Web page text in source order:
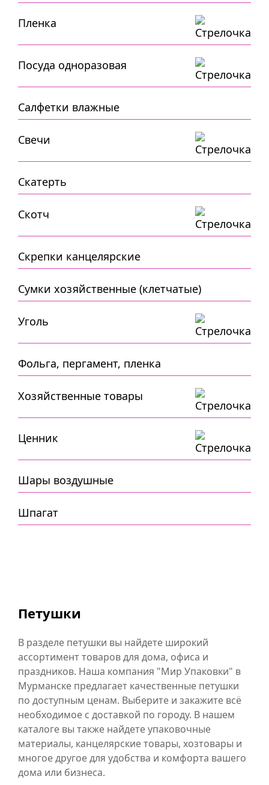
Пленка
Посуда одноразовая
Салфетки влажные
Свечи
Скатерть
Скотч
Скрепки канцелярские
Сумки хозяйственные (клетчатые)
Уголь
Фольга, пергамент, пленка
Хозяйственные товары
Ценник
Шары воздушные
Шпагат
Петушки
В разделе петушки вы найдете широкий
ассортимент товаров для дома, офиса и
праздников. Наша компания "Мир Упаковки" в
Мурманске предлагает качественные петушки
по доступным ценам. Выберите и закажите всё
необходимое с доставкой по городу. В нашем
каталоге вы также найдете упаковочные
материалы, канцелярские товары, хозтовары и
многое другое для удобства и комфорта вашего
дома или бизнеса.